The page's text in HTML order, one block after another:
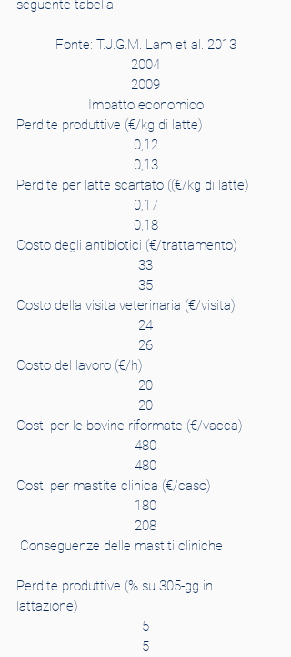
seguente tabella:
Fonte: T.J.G.M. Lam et al. 2013
2004
2009
Impatto economico
Perdite produttive (€/kg di latte)
0,12
0,13
Perdite per latte scartato ((€/kg di latte)
0,17
0,18
Costo degli antibiotici (€/trattamento)
33
35
Costo della visita veterinaria (€/visita)
24
26
Costo del lavoro (€/h)
20
20
Costi per le bovine riformate (€/vacca)
480
480
Costi per mastite clinica (€/caso)
180
208
Perdite produttive (% su 305-gg in
lattazione)
5
5